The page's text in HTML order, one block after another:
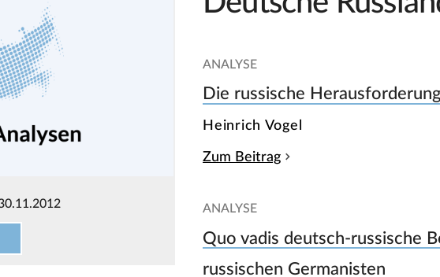
ANALYSE
Die russische Herausforderung
Heinrich Vogel
Zum Beitrag
ANALYSE
Quo vadis deutsch-russische
russischen Germanisten